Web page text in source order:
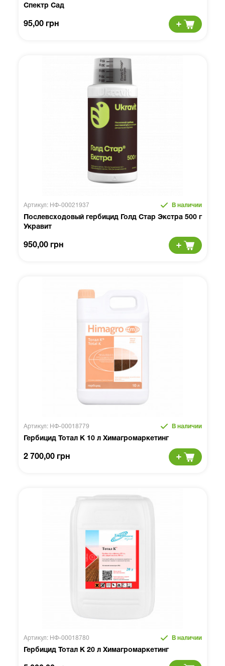
Спектр Сад
95,00 грн
Артикул: НФ-00021937 В наличии
Послевсходовый гербицид Голд Стар Экстра 500 г
Укравит
950,00 грн
Артикул: НФ-00018779 В наличии
Гербицид Тотал К 10 л Химагромаркетинг
2 700,00 грн
Артикул: НФ-00018780 В наличии
Гербицид Тотал К 20 л Химагромаркетинг